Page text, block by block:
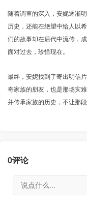
随着调查的深入，安妮逐渐
历史，还能在绝望中给人以
们的故事却在后代中流传，
面对过去，珍惜现在。
最终，安妮找到了寄出明信
奇家族的朋友，也是那场灾
并传承家族的历史，不让那
0评论